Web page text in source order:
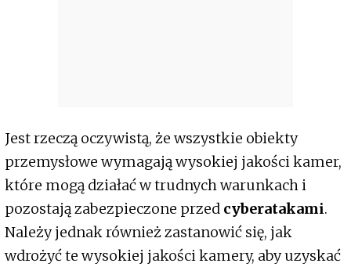
Jest rzeczą oczywistą, że wszystkie obiekty
przemysłowe wymagają wysokiej jakości kamer,
które mogą działać w trudnych warunkach i
pozostają zabezpieczone przed cyberatakami.
Należy jednak również zastanowić się, jak
wdrożyć te wysokiej jakości kamery, aby uzyskać